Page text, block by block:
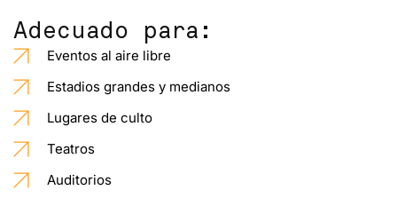
Adecuado para:
Eventos al aire libre
Estadios grandes y medianos
Lugares de culto
Teatros
Auditorios